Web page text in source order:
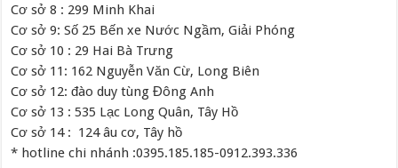
Cơ sở 8 : 299 Minh Khai
Cơ sở 9: Số 25 Bến xe Nước Ngầm, Giải Phóng
Cơ sở 10 : 29 Hai Bà Trưng
Cơ sở 11: 162 Nguyễn Văn Cừ, Long Biên
Cơ sở 12: đào duy tùng Đông Anh
Cơ sở 13 : 535 Lạc Long Quân, Tây Hồ
Cơ sở 14 : 124 âu cơ, Tây hồ
* hotline chi nhánh :0395.185.185-0912.393.336